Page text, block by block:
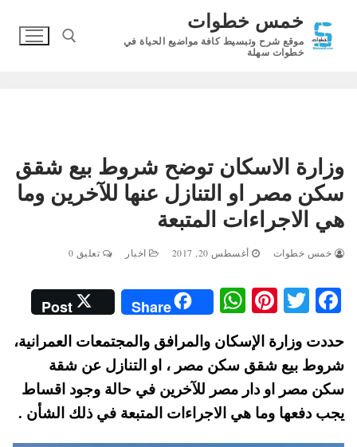
المحتوى
خمس خطوات
موقع شرح وتبسيط كافة مواضيع الحياة في
خطوات سهلة
وزارة الاسكان توضح شروط بيع شقق
سكن مصر او التنازل عنها للآخرين وما
هي الاجراءات المتبعة
خمس خطوات أغسطس 20, 2017 اخبار تعليق 0
Fa
bo
ok
T
wi
tte
r
Pi
nt
er
es
t
W
ha
ts
A
pp
Share
Post
حددت وزارة الإسكان والمرافق والمجتمعات العمرانية،
شروط بيع شقق سكن مصر ، او التنازل عن شقة
سكن مصر او دار مصر للآخرين في حالة وجود اقساط
يجب دفعها وما هي الاجراءات المتبعة في ذلك الشأن .